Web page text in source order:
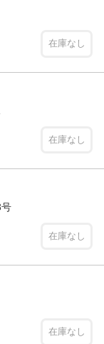
在庫なし
在庫なし
在庫なし
在庫なし